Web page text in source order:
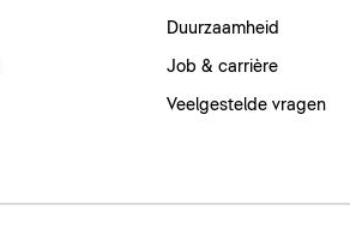
Duurzaamheid
Job & carrière
Veelgestelde vragen